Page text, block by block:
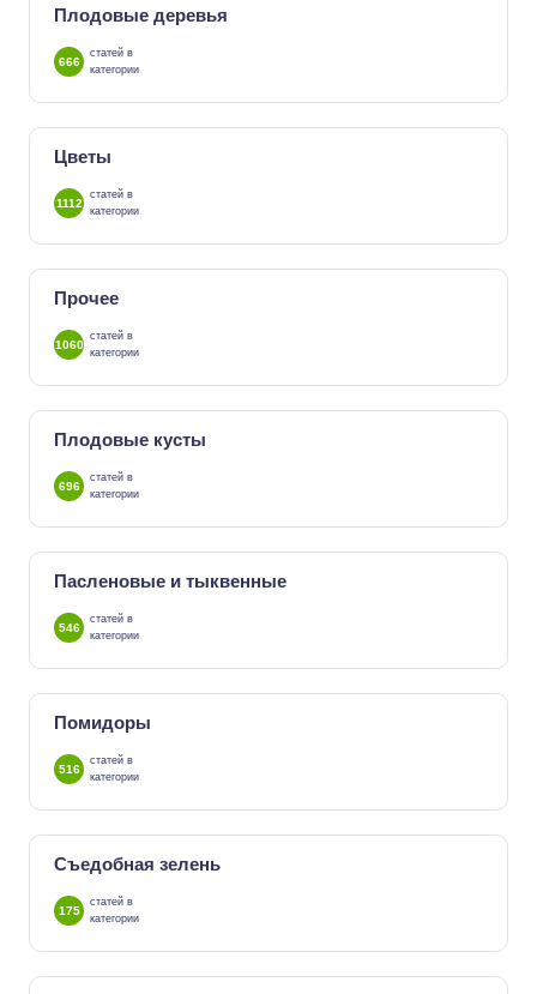
Плодовые деревья
666
статей в
категории
Цветы
1112
статей в
категории
Прочее
1060
статей в
категории
Плодовые кусты
696
статей в
категории
Пасленовые и тыквенные
546
статей в
категории
Помидоры
516
статей в
категории
Съедобная зелень
175
статей в
категории